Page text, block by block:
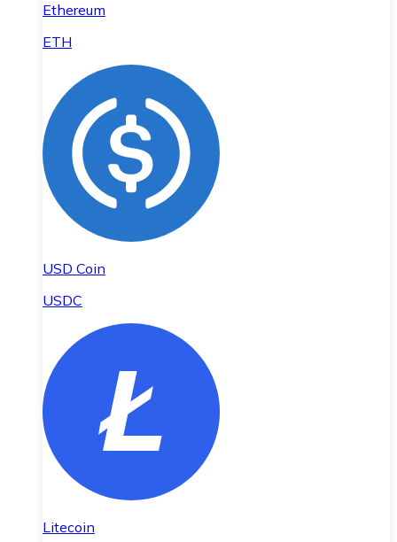
Ethereum
ETH
USD Coin
USDC
Litecoin